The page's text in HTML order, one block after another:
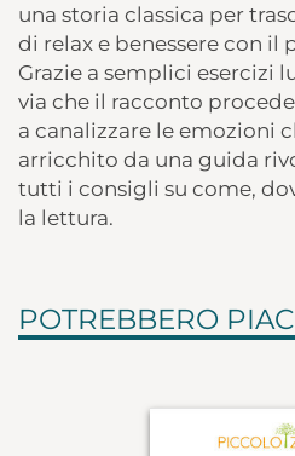
una storia classica per
di relax e benessere con il
Grazie a semplici esercizi
via che il racconto
a canalizzare le emozioni
arricchito da una guida
tutti i consigli su come,
la lettura.
POTREBBERO